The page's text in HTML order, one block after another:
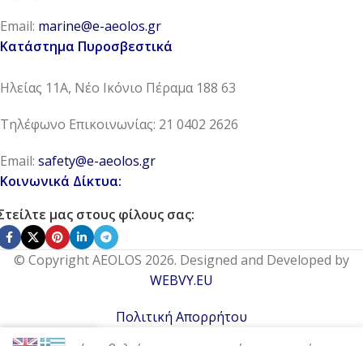
Email: marine@e-aeolos.gr
Κατάστημα Πυροσβεστικά
Ηλείας 11Α, Νέο Ικόνιο Πέραμα 188 63
Τηλέφωνο Επικοινωνίας: 21 0402 2626
Email: safety@e-aeolos.gr
Κοινωνικά Δίκτυα:
μας στους φίλους σας:
© Copyright AEOLOS 2026. Designed and Developed by
WEBVY.EU
Πολιτική Απορρήτου